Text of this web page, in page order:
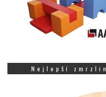
Nejlepší